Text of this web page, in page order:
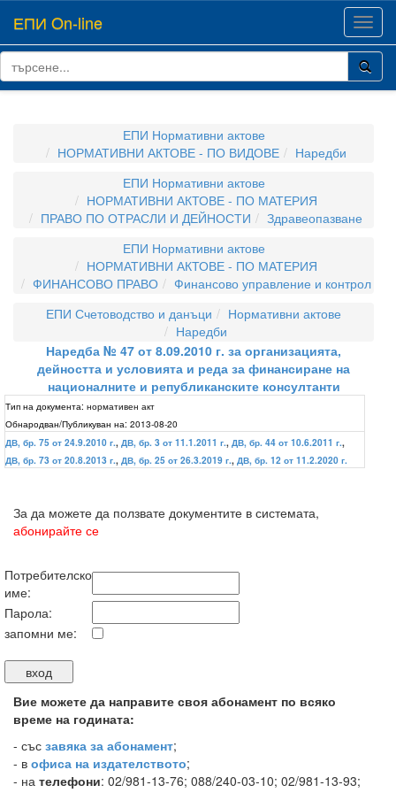
ЕПИ On-line
ЕПИ Нормативни актове
НОРМАТИВНИ АКТОВЕ - ПО ВИДОВЕ
Наредби
ЕПИ Нормативни актове
НОРМАТИВНИ АКТОВЕ - ПО МАТЕРИЯ
ПРАВО ПО ОТРАСЛИ И ДЕЙНОСТИ
Здравеопазване
ЕПИ Нормативни актове
НОРМАТИВНИ АКТОВЕ - ПО МАТЕРИЯ
ФИНАНСОВО ПРАВО
Финансово управление и контрол
ЕПИ Счетоводство и данъци
Нормативни актове
Наредби
Наредба № 47 от 8.09.2010 г. за организацията,
дейността и условията и реда за финансиране на
националните и републиканските консултанти
Тип на документа: нормативен акт
Обнародван/Публикуван на: 2013-08-20
ДВ, бр. 75 от 24.9.2010 г., ДВ, бр. 3 от 11.1.2011 г., ДВ, бр. 44 от 10.6.2011 г.,
ДВ, бр. 73 от 20.8.2013 г., ДВ, бр. 25 от 26.3.2019 г., ДВ, бр. 12 от 11.2.2020 г.
За да можете да ползвате документите в системата,
абонирайте се
Потребителско
име:
Парола:
запомни ме:
Вие можете да направите своя абонамент по всяко
време на годината:
- със завяка за абонамент;
- в офиса на издателството;
- на телефони: 02/981-13-76; 088/240-03-10; 02/981-13-93;